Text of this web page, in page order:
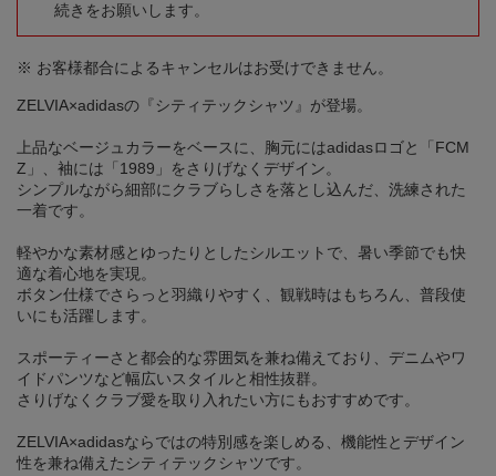
続きをお願いします。
※ お客様都合によるキャンセルはお受けできません。
ZELVIA×adidasの『シティテックシャツ』が登場。
上品なベージュカラーをベースに、胸元にはadidasロゴと「FCM
Z」、袖には「1989」をさりげなくデザイン。
シンプルながら細部にクラブらしさを落とし込んだ、洗練された
一着です。
軽やかな素材感とゆったりとしたシルエットで、暑い季節でも快
適な着心地を実現。
ボタン仕様でさらっと羽織りやすく、観戦時はもちろん、普段使
いにも活躍します。
スポーティーさと都会的な雰囲気を兼ね備えており、デニムやワ
イドパンツなど幅広いスタイルと相性抜群。
さりげなくクラブ愛を取り入れたい方にもおすすめです。
ZELVIA×adidasならではの特別感を楽しめる、機能性とデザイン
性を兼ね備えたシティテックシャツです。